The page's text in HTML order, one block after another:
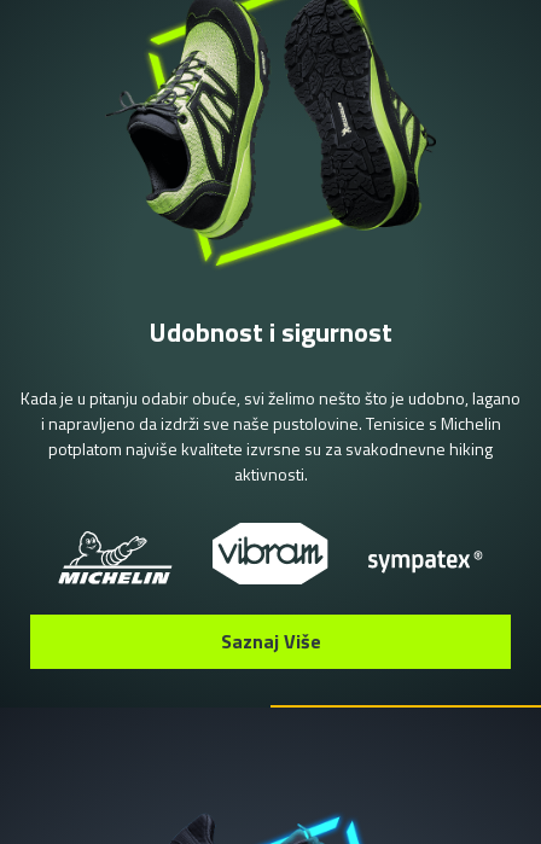
Udobnost i sigurnost
Kada je u pitanju odabir obuće, svi želimo nešto što je udobno, lagano
i napravljeno da izdrži sve naše pustolovine. Tenisice s Michelin
potplatom najviše kvalitete izvrsne su za svakodnevne hiking
aktivnosti.
Saznaj Više